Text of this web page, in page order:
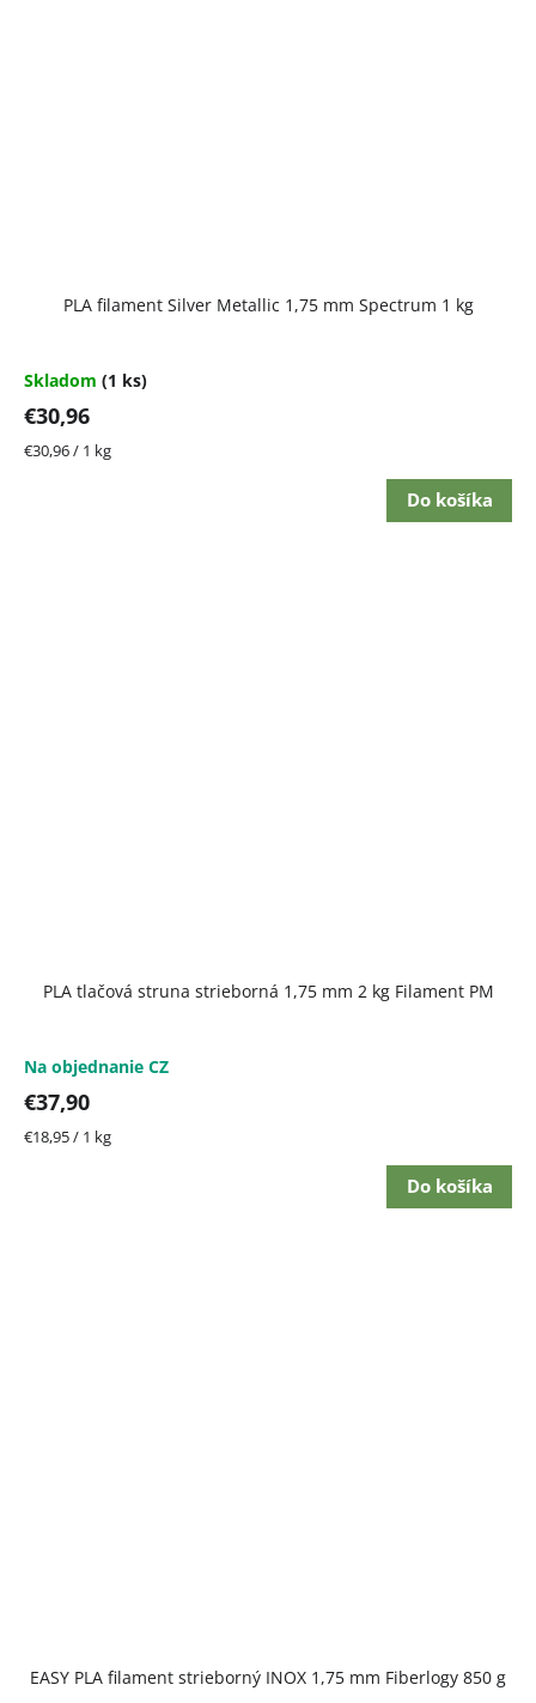
PLA filament Silver Metallic 1,75 mm Spectrum 1 kg
Skladom (1 ks)
€30,96
Jednotková
€30,96 / 1 kg
Do košíka
PLA tlačová struna strieborná 1,75 mm 2 kg Filament PM
Na objednanie CZ
€37,90
Jednotková
€18,95 / 1 kg
Do košíka
EASY PLA filament strieborný INOX 1,75 mm Fiberlogy 850 g